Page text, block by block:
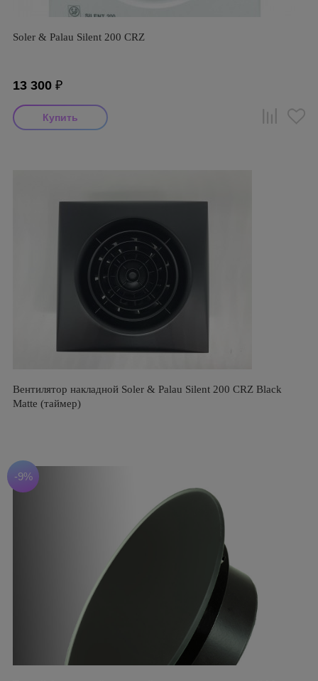
Soler & Palau Silent 200 CRZ
13 300 ₽
Вентилятор накладной Soler & Palau Silent 200 CRZ Black
Matte (таймер)
-9%